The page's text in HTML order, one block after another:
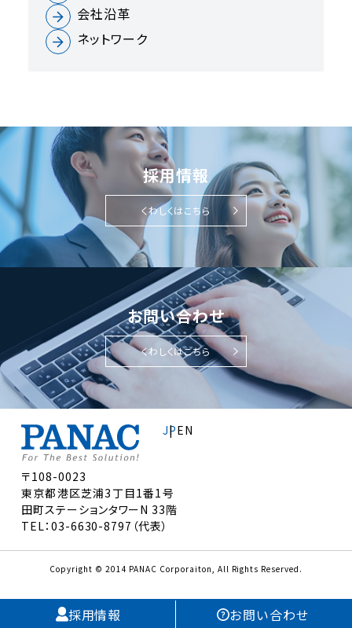
会社沿革
ネットワーク
採用情報
くわしくはこちら
お問い合わせ
くわしくはこちら
JPEN
〒108-0023
東京都港区芝浦3丁目1番1号
田町ステーションタワーN 33階
TEL：03-6630-8797（代表）
Copyright © 2014 PANAC Corporaiton, All Rights Reserved.
採用情報 お問い合わせ